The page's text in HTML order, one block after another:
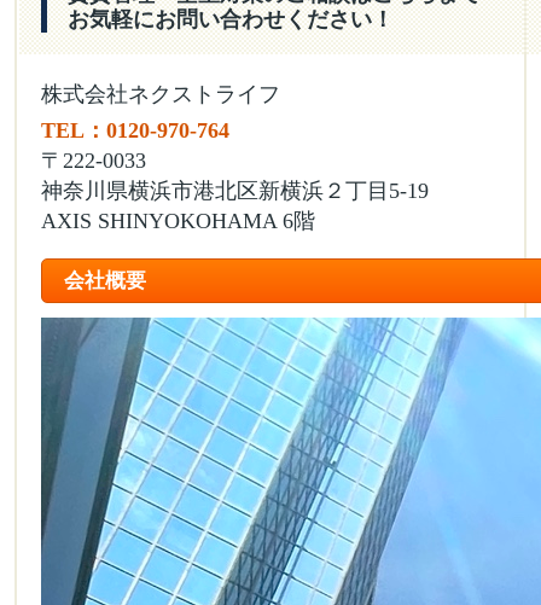
お気軽にお問い合わせください！
株式会社ネクストライフ
TEL：0120-970-764
〒222-0033
神奈川県横浜市港北区新横浜２丁目5-19
AXIS SHINYOKOHAMA 6階
会社概要